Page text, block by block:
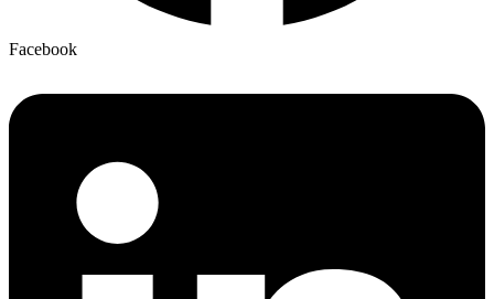
Facebook